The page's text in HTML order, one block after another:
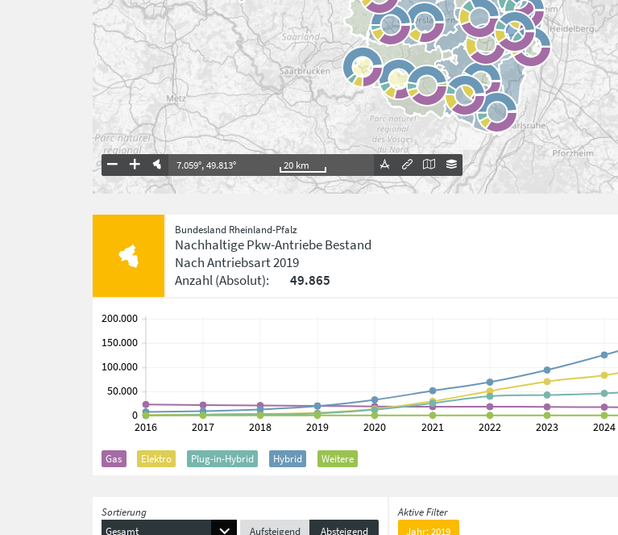
7.059°,49.813° 20 km
Bundesland Rheinland-Pfalz
Nachhaltige Pkw-Antriebe Bestand
Nach Antriebsart2019
Anzahl(Absolut): 49.865
Gas Elektro Plug-in-Hybrid Hybrid Weitere
Sortierung
Gesamt
Aufsteigend Absteigend
Aktive Filter
Jahr: 2019